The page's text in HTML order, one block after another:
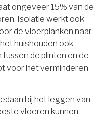
ongeveer 15% van de
Isolatie werkt ook
de vloerplanken naar
huishouden ook
de plinten en de
voor het verminderen
bij het leggen van
vloeren kunnen